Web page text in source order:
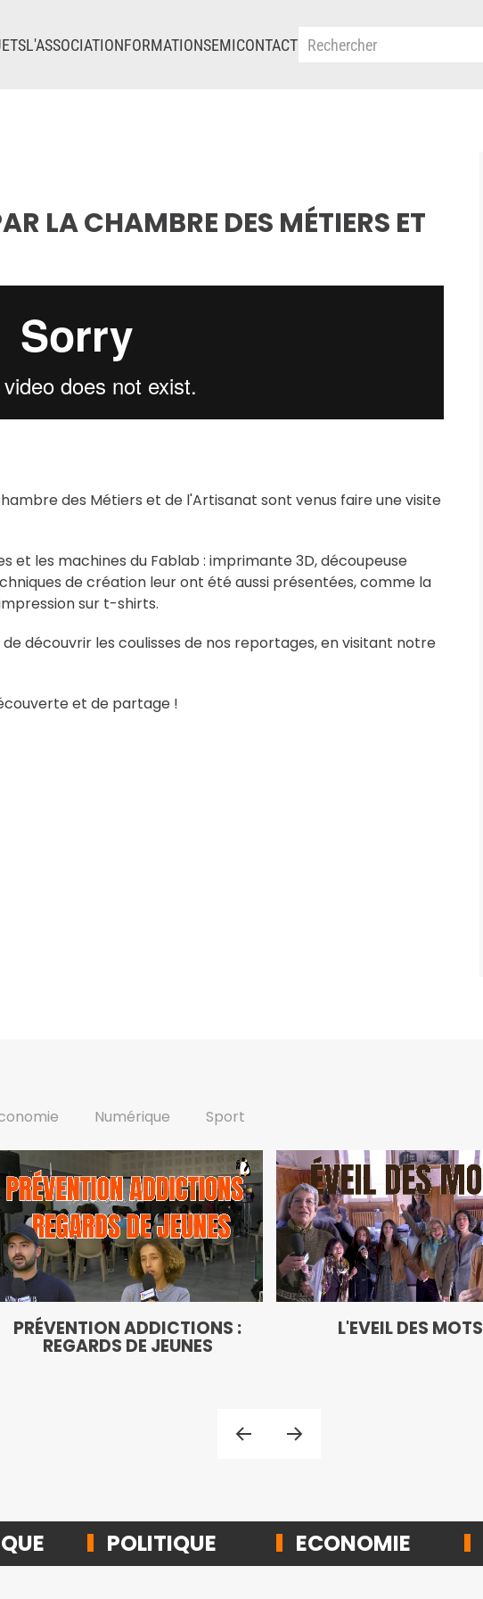
L'ASSOCIATIONFORMATIONSEMICONTACT
LA CHAMBRE DES MÉTIERS ET
des Métiers et de l'Artisanat sont venus faire une visite
et les machines du Fablab : imprimante 3D, découpeuse
de création leur ont été aussi présentées, comme la
sur t-shirts.
découvrir les coulisses de nos reportages, en visitant notre
et de partage !
Numérique Sport
PRÉVENTION ADDICTIONS :
REGARDS DE JEUNES
L'EVEIL DES MOTS
POLITIQUE ECONOMIE